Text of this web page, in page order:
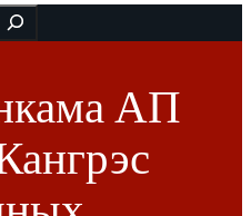
Buscar
АП